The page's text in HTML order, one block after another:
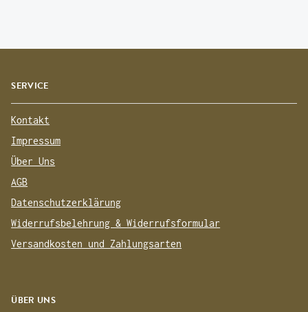
SERVICE
Kontakt
Impressum
Über Uns
AGB
Datenschutzerklärung
Widerrufsbelehrung & Widerrufsformular
Versandkosten und Zahlungsarten
ÜBER UNS